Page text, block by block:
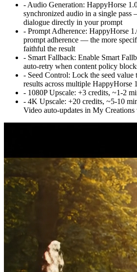
- Audio Generation: HappyHorse
synchronized audio in a single pass
dialogue directly in your prompt
- Prompt Adherence: HappyHorse
prompt adherence — the more
faithful the result
- Smart Fallback: Enable Smart
auto-retry when content policy
- Seed Control: Lock the seed value
results across multiple HappyHorse
- 1080P Upscale: +3 credits, ~1-2
- 4K Upscale: +20 credits, ~5-10
Video auto-updates in My Creations